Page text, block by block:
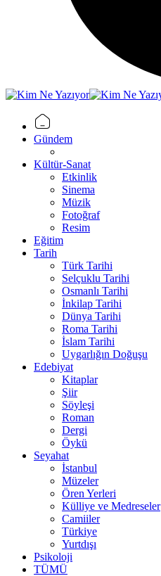
Gündem
Kültür-Sanat
Etkinlik
Sinema
Müzik
Fotoğraf
Resim
Eğitim
Tarih
Türk Tarihi
Selçuklu Tarihi
Osmanlı Tarihi
İnkilap Tarihi
Dünya Tarihi
Roma Tarihi
İslam Tarihi
Uygarlığın Doğuşu
Edebiyat
Kitaplar
Şiir
Söyleşi
Roman
Dergi
Öykü
Seyahat
İstanbul
Müzeler
Ören Yerleri
Külliye ve Medreseler
Camiiler
Türkiye
Yurtdışı
Psikoloji
TÜMÜ